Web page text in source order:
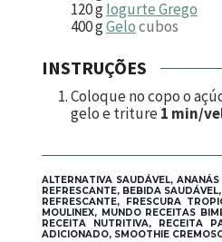
120gIogurte Grego
400gGelocubos
INSTRUÇÕES
Coloque no copo o
gelo e triture1 min/
ALTERNATIVA SAUDÁVEL,
REFRESCANTE, BEBIDA
REFRESCANTE, FRESCURA
MOULINEX, MUNDO RECEITAS
RECEITA NUTRITIVA, RECEITA
ADICIONADO, SMOOTHIE